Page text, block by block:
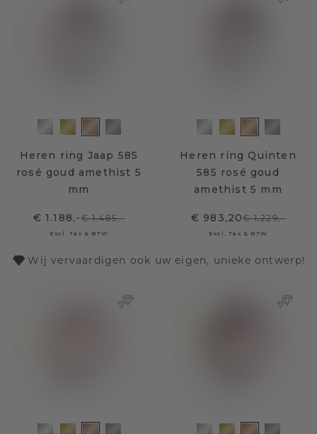
Heren ring Jaap 585
rosé goud amethist 5
mm
€ 1.188,-€ 1.485,-
Excl. Tax & BTW
Heren ring Quinten
585 rosé goud
amethist 5 mm
€ 983,20€ 1.229,-
Excl. Tax & BTW
Wij vervaardigen ook uw eigen, unieke ontwerp!